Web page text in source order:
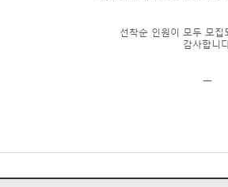
선착순 인원이 모두 모집
감사합니
ㅡ​